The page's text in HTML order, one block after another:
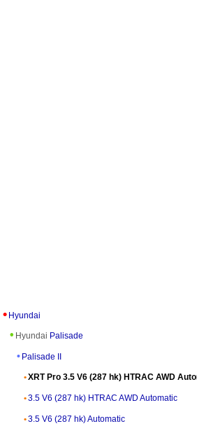
Hyundai
Hyundai Palisade
Palisade II
XRT Pro 3.5 V6 (287 hk) HTRAC AWD
3.5 V6 (287 hk) HTRAC AWD Automatic
3.5 V6 (287 hk) Automatic